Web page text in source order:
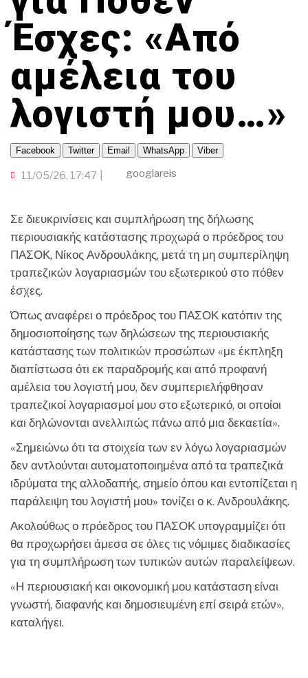
TRAVELLER
INFLUENCER
GAMER
ΒΡΟΥΜ ΒΡΟΥΜ
ΤΟΠΙΚΗ ΑΥΤΟΔΙΟΙΚΗΣΗ
ΟΙΚΟΝΟΜΙΑ
ΠΟΡΤΟΚΑΛΙ ΘΕΑ
ΑΛΛΑ ΣΠΟΡ
Ο ΛΑΟΣ ΤΡΑΓΟΥΔΙ ΘΕΛΕΙ
ΜΕΓΑΣ CHEF
ΕΚΕΙ ΣΤΑ ΞΕΝΑ
Έσχες: «Από
αμέλεια του
λογιστή μου…»
Facebook Twitter Email WhatsApp Viber
11/05/26, 17:47 googlareis
Σε διευκρινίσεις και συμπλήρωση της δήλωσης
περιουσιακής κατάστασης προχωρά ο πρόεδρος του
ΠΑΣΟΚ, Νίκος Ανδρουλάκης, μετά τη μη συμπερίληψη
τραπεζικών λογαριασμών του εξωτερικού στο πόθεν
έσχες.
Όπως αναφέρει ο πρόεδρος του ΠΑΣΟΚ κατόπιν της
δημοσιοποίησης των δηλώσεων της περιουσιακής
κατάστασης των πολιτικών προσώπων «με έκπληξη
διαπίστωσα ότι εκ παραδρομής και από προφανή
αμέλεια του λογιστή μου, δεν συμπεριελήφθησαν
τραπεζικοί λογαριασμοί μου στο εξωτερικό, οι οποίοι
και δηλώνονται ανελλιπώς πάνω από μια δεκαετία».
«Σημειώνω ότι τα στοιχεία των εν λόγω λογαριασμών
δεν αντλούνται αυτοματοποιημένα από τα τραπεζικά
ιδρύματα της αλλοδαπής, σημείο όπου και εντοπίζεται η
παράλειψη του λογιστή μου» τονίζει ο κ. Ανδρουλάκης.
Ακολούθως ο πρόεδρος του ΠΑΣΟΚ υπογραμμίζει ότι
θα προχωρήσει άμεσα σε όλες τις νόμιμες διαδικασίες
για τη συμπλήρωση των τυπικών αυτών παραλείψεων.
«Η περιουσιακή και οικονομική μου κατάσταση είναι
γνωστή, διαφανής και δημοσιευμένη επί σειρά ετών»,
καταλήγει.